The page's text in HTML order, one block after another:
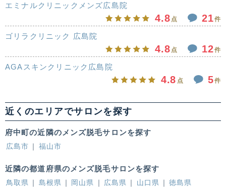
エミナルクリニックメンズ広島院
4.8 点 21件
ゴリラクリニック 広島院
4.8 点 12件
AGAスキンクリニック広島院
4.8 点 5件
近くのエリアでサロンを探す
府中町の近隣のメンズ脱毛サロンを探す
広島市 福山市
近隣の都道府県のメンズ脱毛サロンを探す
鳥取県 島根県 岡山県 広島県 山口県
徳島県